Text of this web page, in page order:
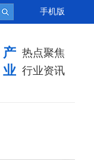
手机版
产
业
热点聚焦
行业资讯